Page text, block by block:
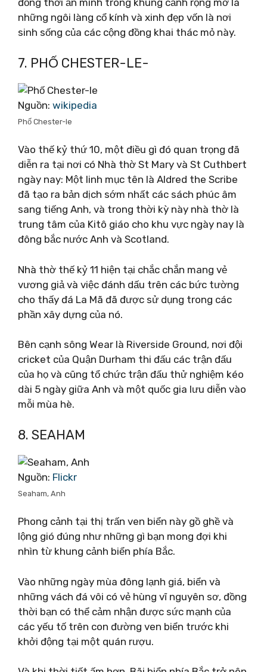
đồng thời ẩn mình trong khung cảnh rộng mở là
những ngôi làng cổ kính và xinh đẹp vốn là nơi
sinh sống của các cộng đồng khai thác mỏ này.
7. PHỐ CHESTER-LE-
Nguồn: wikipedia
Phố Chester-le
Vào thế kỷ thứ 10, một điều gì đó quan trọng đã
diễn ra tại nơi có Nhà thờ St Mary và St Cuthbert
ngày nay: Một linh mục tên là Aldred the Scribe
đã tạo ra bản dịch sớm nhất các sách phúc âm
sang tiếng Anh, và trong thời kỳ này nhà thờ là
trung tâm của Kitô giáo cho khu vực ngày nay là
đông bắc nước Anh và Scotland.
Nhà thờ thế kỷ 11 hiện tại chắc chắn mang vẻ
vương giả và việc đánh dấu trên các bức tường
cho thấy đá La Mã đã được sử dụng trong các
phần xây dựng của nó.
Bên cạnh sông Wear là Riverside Ground, nơi đội
cricket của Quận Durham thi đấu các trận đấu
của họ và cũng tổ chức trận đấu thử nghiệm kéo
dài 5 ngày giữa Anh và một quốc gia lưu diễn vào
mỗi mùa hè.
8. SEAHAM
Nguồn: Flickr
Seaham, Anh
Phong cảnh tại thị trấn ven biển này gồ ghề và
lộng gió đúng như những gì bạn mong đợi khi
nhìn từ khung cảnh biển phía Bắc.
Vào những ngày mùa đông lạnh giá, biển và
những vách đá vôi có vẻ hùng vĩ nguyên sơ, đồng
thời bạn có thể cảm nhận được sức mạnh của
các yếu tố trên con đường ven biển trước khi
khởi động tại một quán rượu.